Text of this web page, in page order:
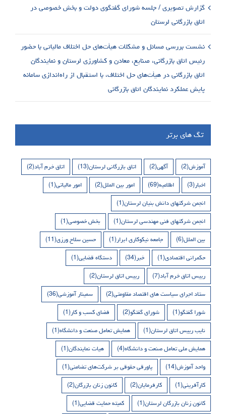
گزارش تصویری / جلسه شورای گفتگوی دولت و بخش خصوصی در
اتاق بازرگانی لرستان
نشست بررسی مسائل و مشکلات هیأت‌های حل اختلاف مالیاتی با حضور
رئیس اتاق بازرگانی، صنایع، معادن و کشاورزی لرستان و نمایندگان
اتاق بازرگانی در هیأت‌های حل اختلاف، با استقبال از راه‌اندازی سامانه
پایش عملکرد نمایندگان اتاق بازرگانی
تگ های برتر
آموزش(2) آگهی(2) اتاق بازرگانی لرستان(13) اتاق خرم آباد(2)
اخبار(3) اطلاعیه(69) امور بین الملل(2) امور مالیاتی(1)
انجمن شرکتهای دانش بنیان لرستان(1)
انجمن شرکتهای فنی مهندسی لرستان(1) بخش خصوصی(1)
بین الملل(6) جامعه نیکوکاری ابرار(1) حسین سلاح ورزی(11)
حکمرانی اقتصادی(1) خبر(34) دستگاه قضایی(1)
رییس اتاق خرم آباد(7) رییس اتاق لرستان(2)
ستاد اجرای سیاست های اقتصاد مقاومتی(2) سمینار آموزشی(36)
شورا گفتگو(1) شورای گفتگو(2) فضای کسب و کار(1)
نایب رییس اتاق لرستان(1) همایش تعامل صنعت و دانشگاه(1)
همایش ملی تعامل صنعت و دانشگاه(4) هیات نمایندگان(1)
واحد آموزش(14) پاورقی حقوقی بر شرکت‌های تضامنی(1)
کارآفرینی(1) کارفرمایان(2) کانون زنان بازرگان(2)
کانون زنان بازرگان لرستان(1) کمیته حمایت قضایی(1)